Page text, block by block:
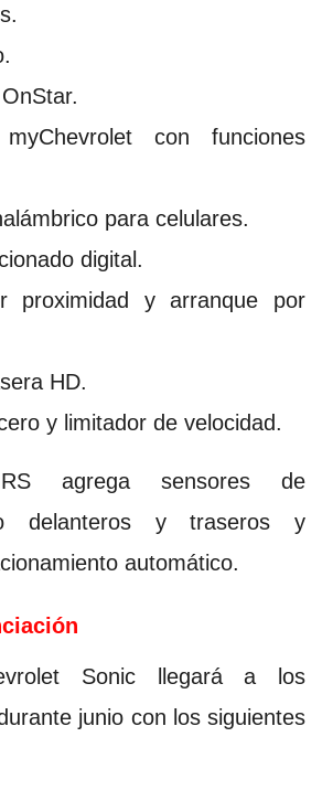
myChevrolet con funciones
para celulares.
digital.
proximidad y arranque por
HD.
y limitador de velocidad.
agrega sensores de
delanteros y traseros y
automático.
Sonic llegará a los
junio con los siguientes